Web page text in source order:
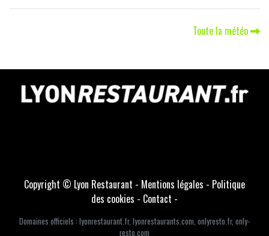
Toute la météo
Copyright © Lyon Restaurant - Mentions légales - Politique
des cookies - Contact -
Domaines officiels : lyonrestaurant.fr, lyonrestaurants.com, onlyresto.fr, only-
resto.com